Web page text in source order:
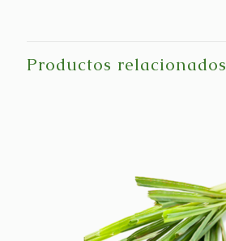
Productos relacionados